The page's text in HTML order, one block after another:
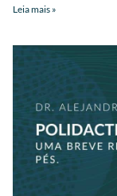
Leia mais »